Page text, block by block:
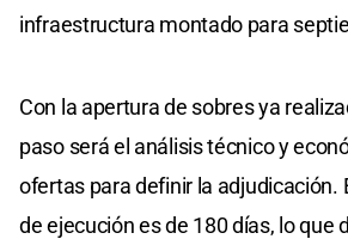
infraestructura montado para
Con la apertura de sobres ya
paso será el análisis técnico y
ofertas para definir la adjudicación.
de ejecución es de 180 días, lo que